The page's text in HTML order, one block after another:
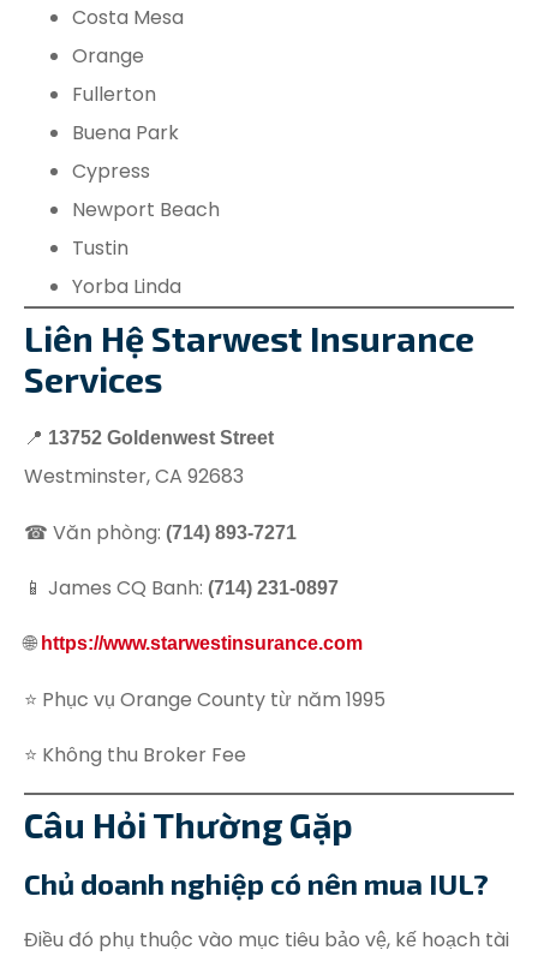
Costa Mesa
Orange
Fullerton
Buena Park
Cypress
Newport Beach
Tustin
Yorba Linda
Liên Hệ Starwest Insurance
Services
📍 13752 Goldenwest Street
Westminster, CA 92683
☎ Văn phòng: (714) 893-7271
📱 James CQ Banh: (714) 231-0897
🌐 https://www.starwestinsurance.com
⭐ Phục vụ Orange County từ năm 1995
⭐ Không thu Broker Fee
Câu Hỏi Thường Gặp
Chủ doanh nghiệp có nên mua IUL?
Điều đó phụ thuộc vào mục tiêu bảo vệ, kế hoạch tài